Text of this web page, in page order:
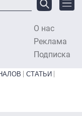
О нас
Реклама
Подписка
СТАТЬИ